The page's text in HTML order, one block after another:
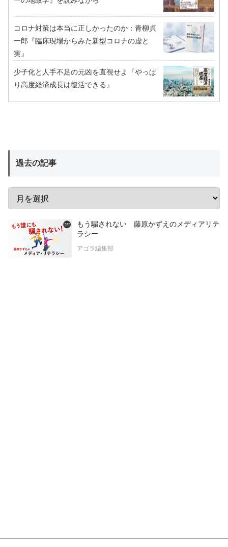
コロナ対策は本当に正しかったのか：青柳貞
一郎『臨床現場からみた新型コロナの虚と
実』
少子化と人手不足の元凶を直視せよ『やっぱ
り高度経済成長は復活できる』
過去の記事
もう騙されない 藤原かずえのメディアリテ
ラシー
アゴラ編集部